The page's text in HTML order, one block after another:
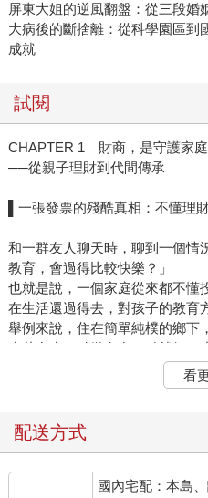
屏東大姐的逆風翻盤：從三段婚
大病後的斷捨離：從科學園區到
成就
試閱
CHAPTER 1 財商，是守護家
──從親子理財到代間傳承
▌一張發票的殘酷真相：不懂理
和一群友人聊天時，聊到一個情
教育，會過得比較快樂？」
也就是說，一個家庭從來都不懂
在生活還過得去，對孩子的教育
舉例來說，住在簡單純樸的鄉下
少花多少，稍微有存一點就好。
遊，沒有跨縣市跑動，就這樣生
聽起來很棒，彷彿就是世外桃源
單純的。在以前的年代，大家
以前「財商」這個詞還不普及，
然而，人是群居的動物。受教育
看
配送方式
國內宅配：本島